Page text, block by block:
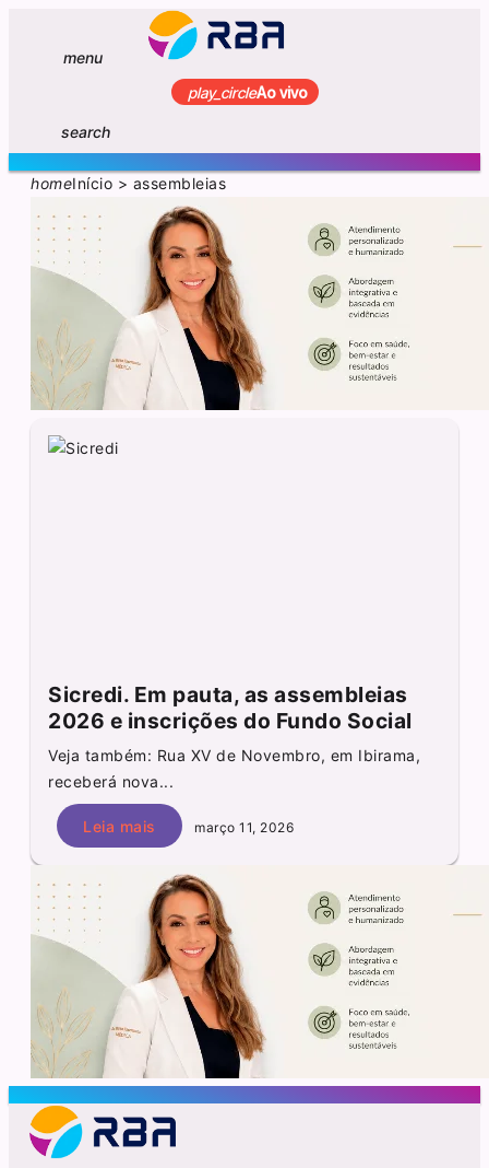
menu
play_circleAo vivo
search
homeInício > assembleias
Sicredi. Em pauta, as assembleias
2026 e inscrições do Fundo Social
Veja também: Rua XV de Novembro, em Ibirama,
receberá nova...
Leia mais março 11, 2026